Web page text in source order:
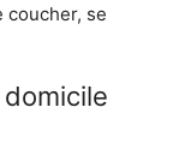
coucher, se